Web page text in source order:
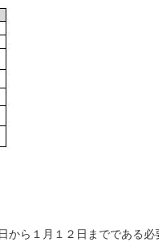
から１月１２日までである必